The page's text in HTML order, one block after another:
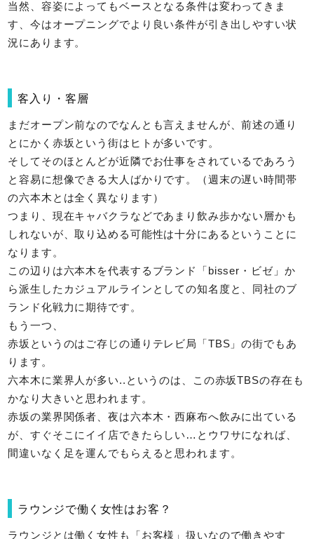
当然、容姿によってもベースとなる条件は変わってきま
す、今はオープニングでより良い条件が引き出しやすい状
況にあります。
客入り・客層
まだオープン前なのでなんとも言えませんが、前述の通り
とにかく赤坂という街はヒトが多いです。
そしてそのほとんどが近隣でお仕事をされているであろう
と容易に想像できる大人ばかりです。（週末の遅い時間帯
の六本木とは全く異なります）
つまり、現在キャバクラなどであまり飲み歩かない層かも
しれないが、取り込める可能性は十分にあるということに
なります。
この辺りは六本木を代表するブランド「bisser・ビゼ」か
ら派生したカジュアルラインとしての知名度と、同社のブ
ランド化戦力に期待です。
もう一つ、
赤坂というのはご存じの通りテレビ局「TBS」の街でもあ
ります。
六本木に業界人が多い..というのは、この赤坂TBSの存在も
かなり大きいと思われます。
赤坂の業界関係者、夜は六本木・西麻布へ飲みに出ている
が、すぐそこにイイ店できたらしい…とウワサになれば、
間違いなく足を運んでもらえると思われます。
ラウンジで働く女性はお客？
ラウンジとは働く女性も「お客様」扱いなので働きやす